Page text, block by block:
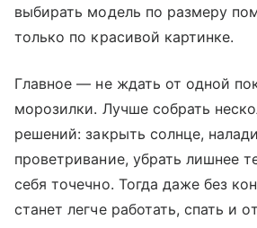
выбирать модель по размеру
только по красивой картинке.
Главное — не ждать от одной
морозилки. Лучше собрать
решений: закрыть солнце,
проветривание, убрать лишнее
себя точечно. Тогда даже без
станет легче работать, спать и